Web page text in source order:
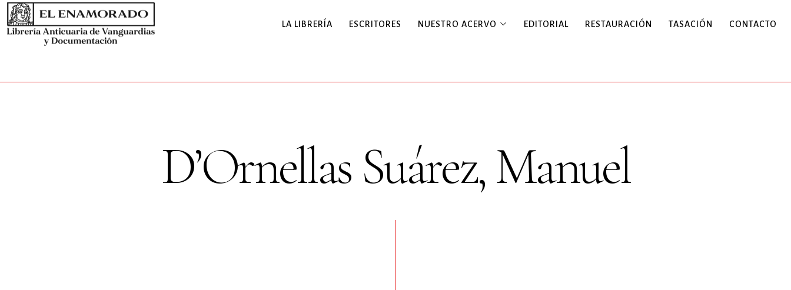
LA LIBRERÍA ESCRITORES NUESTRO ACERVO EDITORIAL RESTAURACIÓN TASACIÓN CONTACTO
D’Ornellas Suárez, Manuel